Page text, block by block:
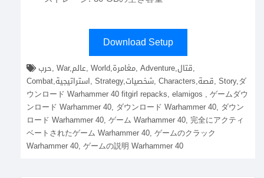
Download Setup
Combat,استراتيجية, Strategy,شخصيات, Characters,قصة, Story,ダ
ウンロード Warhammer 40 fitgirl repacks, elamigos , ゲームダウ
ンロード Warhammer 40, ダウンロード Warhammer 40, ダウン
ロード Warhammer 40, ゲーム Warhammer 40, 完全にアクティ
ベートされたゲーム Warhammer 40, ゲームのクラック
Warhammer 40, ゲームの説明 Warhammer 40